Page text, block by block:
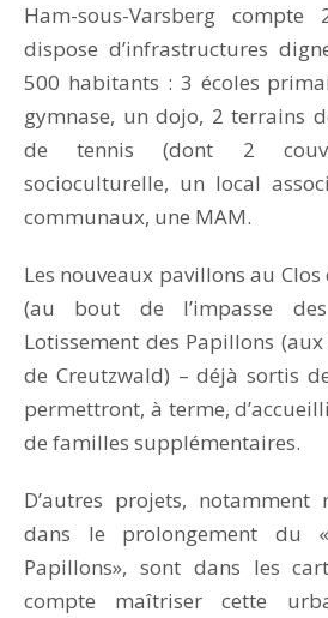
Ham-sous-Varsberg compte
dispose d’infrastructures
500 habitants : 3 écoles
gymnase, un dojo, 2 terrains
de tennis (dont 2
socioculturelle, un local
communaux, une MAM.
Les nouveaux pavillons au
(au bout de l’impasse
Lotissement des Papillons
de Creutzwald) – déjà sortis
permettront, à terme,
de familles supplémentaires.
D’autres projets,
dans le prolongement du
Papillons», sont dans les
compte maîtriser cette